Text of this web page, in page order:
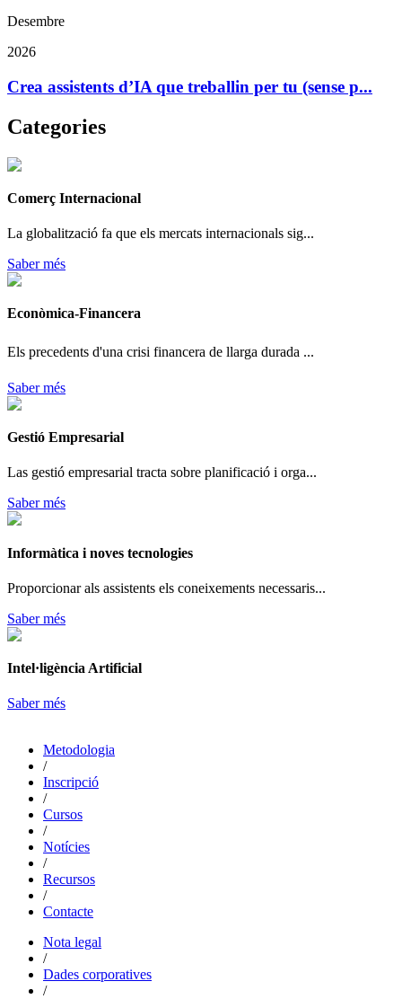
Desembre
2026
Crea assistents d’IA que treballin per tu (sense p...
Categories
Comerç Internacional
La globalització fa que els mercats internacionals sig...
Saber més
Econòmica-Financera
Els precedents d'una crisi financera de llarga durada ...
Saber més
Gestió Empresarial
Las gestió empresarial tracta sobre planificació i orga...
Saber més
Informàtica i noves tecnologies
Proporcionar als assistents els coneixements necessaris...
Saber més
Intel·ligència Artificial
Saber més
Metodologia
/
Inscripció
/
Cursos
/
Notícies
/
Recursos
/
Contacte
Nota legal
/
Dades corporatives
/